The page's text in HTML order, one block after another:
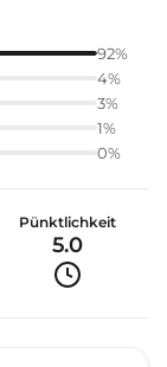
92%
4%
3%
1%
0%
Pünktlichkeit
5.0